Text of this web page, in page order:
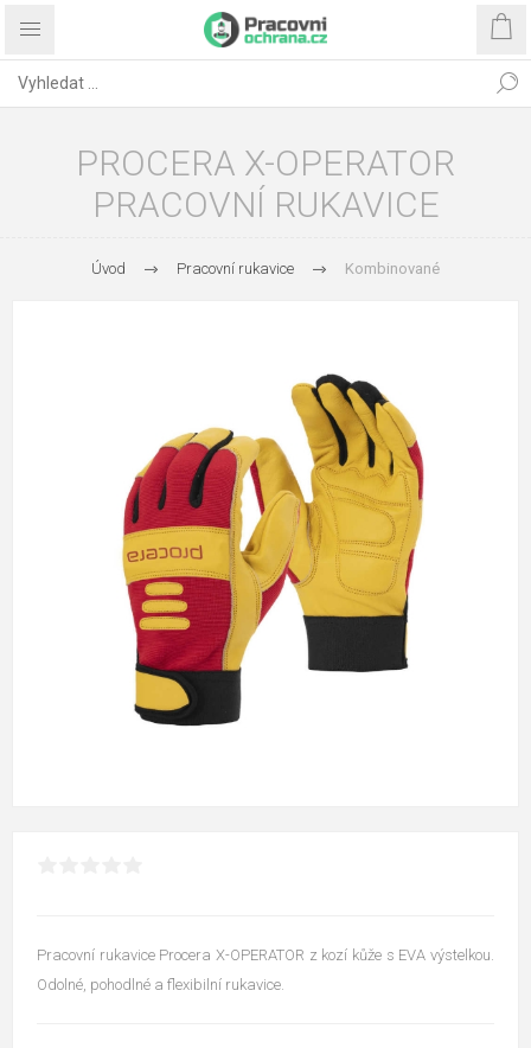
PROCERA X-OPERATOR
PRACOVNÍ RUKAVICE
Úvod Pracovní rukavice Kombinované
Pracovní rukavice Procera X-OPERATOR z kozí kůže s EVA výstelkou.
Odolné, pohodlné a flexibilní rukavice.